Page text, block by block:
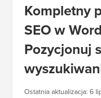
Kompletny
SEO w
Pozycjonuj
Ostatnia aktualizacja:6